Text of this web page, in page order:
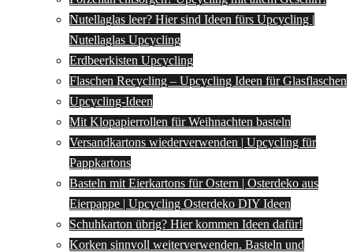
Nutellaglas leer? Hier sind Ideen fürs Upcycling |
Nutellaglas Upcycling
Erdbeerkisten Upcycling
Flaschen Recycling – Upcycling Ideen für Glasflaschen
Upcycling-Ideen
Mit Klopapierrollen für Weihnachten basteln
Versandkartons wiederverwenden | Upcycling für
Pappkartons
Basteln mit Eierkartons für Ostern | Osterdeko aus
Eierpappe | Upcycling Osterdeko DIY Ideen
Schuhkarton übrig? Hier kommen Ideen dafür!
Korken sinnvoll weiterverwenden. Basteln und